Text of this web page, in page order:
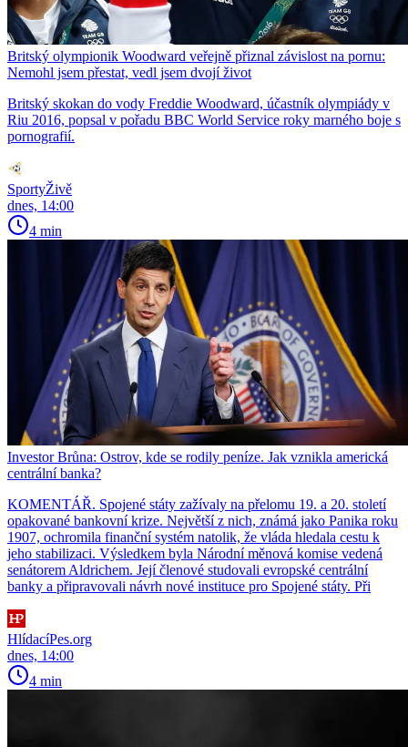
Britský olympionik Woodward veřejně přiznal závislost na pornu:
Nemohl jsem přestat, vedl jsem dvojí život
Britský skokan do vody Freddie Woodward, účastník olympiády v
Riu 2016, popsal v pořadu BBC World Service roky marného boje s
pornografií.
SportyŽivě
dnes, 14:00
4 min
Investor Brůna: Ostrov, kde se rodily peníze. Jak vznikla americká
centrální banka?
KOMENTÁŘ. Spojené státy zažívaly na přelomu 19. a 20. století
opakované bankovní krize. Největší z nich, známá jako Panika roku
1907, ochromila finanční systém natolik, že vláda hledala cestu k
jeho stabilizaci. Výsledkem byla Národní měnová komise vedená
senátorem Aldrichem. Její členové studovali evropské centrální
banky a připravovali návrh nové instituce pro Spojené státy. Při
HlídacíPes.org
dnes, 14:00
4 min